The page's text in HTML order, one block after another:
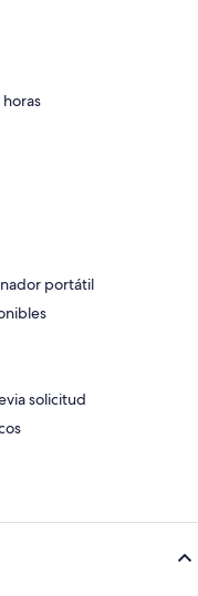
portátil
solicitud